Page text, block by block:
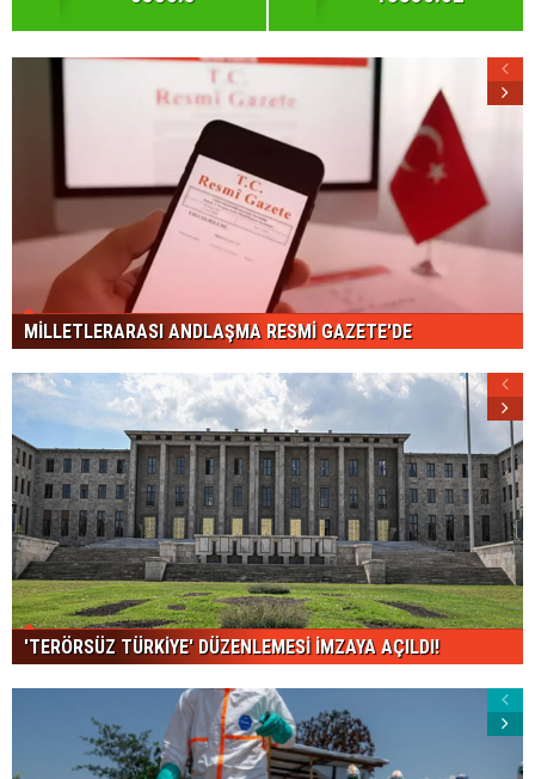
MİLLETLERARASI ANDLAŞMA RESMİ GAZETE'DE
'TERÖRSÜZ TÜRKİYE' DÜZENLEMESİ İMZAYA AÇILDI!